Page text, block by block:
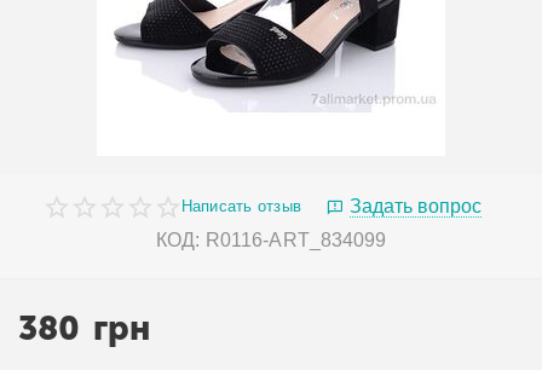
Написать отзыв
Задать вопрос
КОД: R0116-ART_834099
380 грн